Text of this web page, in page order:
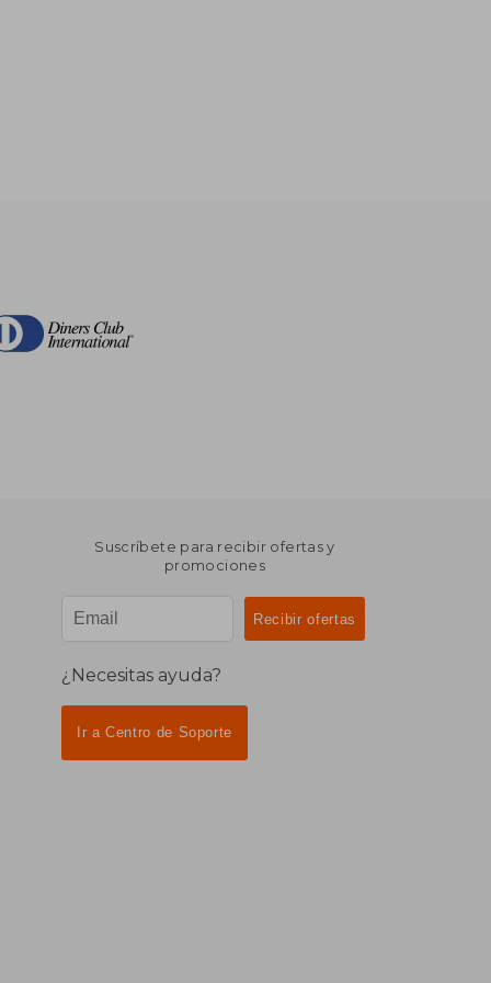
Suscríbete para recibir ofertas y
promociones
¿Necesitas ayuda?
Ir a Centro de Soporte